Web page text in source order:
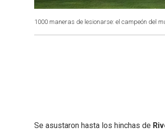
1000 maneras de lesionarse: el campeón del
Se asustaron hasta los hinchas de